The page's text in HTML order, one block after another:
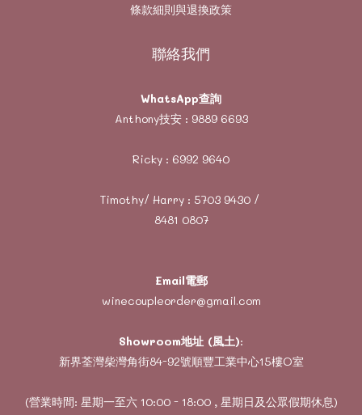
條款細則與退換政策
聯絡我們
WhatsApp查詢
Anthony技安 : 9889 6693
Ricky : 6992 9640
Timothy/ Harry : 5703 9430/
8481 0807
Email電郵
winecoupleorder@gmail.com
Showroom地址 (風土):
新界荃灣柴灣角街84-92號順豐工業中心15樓O室
(營業時間: 星期一至六 10:00 - 18:00 , 星期日及公眾假期休息)